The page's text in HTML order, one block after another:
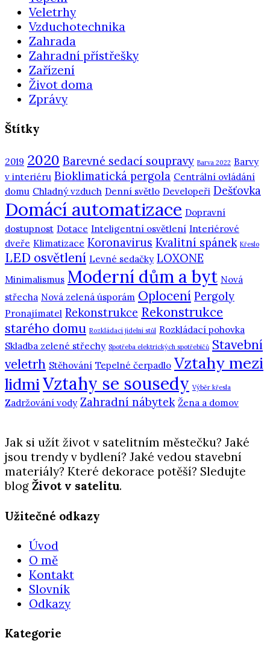
Veletrhy
Vzduchotechnika
Zahrada
Zahradní přístřešky
Zařízení
Život doma
Zprávy
Štítky
2019 2020 Barevné sedací soupravy Barva 2022 Barvy
v interiéru Bioklimatická pergola Centrální ovládání
domu Chladný vzduch Denní světlo Developeři Dešťovka
Domácí automatizace Dopravní
dostupnost Dotace Inteligentní osvětlení Interiérové
dveře Klimatizace Koronavirus Kvalitní spánek Křeslo
LED osvětlení Levné sedačky LOXONE
Minimalismus Moderní dům a byt Nová
střecha Nová zelená úsporám Oplocení Pergoly
Pronajímatel Rekonstrukce Rekonstrukce
starého domu Rozkládací jídelní stůl Rozkládací pohovka
Skladba zelené střechy Spotřeba elektrických spotřebičů Stavební
veletrh Stěhování Tepelné čerpadlo Vztahy mezi
lidmiVztahy se sousedy Výběr křesla
Zadržování vody Zahradní nábytek Žena a domov
Jak si užít život v satelitním městečku? Jaké
jsou trendy v bydlení? Jaké vedou stavební
materiály? Které dekorace potěší? Sledujte
blog Život v satelitu.
Užitečné odkazy
Úvod
O mě
Kontakt
Slovník
Odkazy
Kategorie